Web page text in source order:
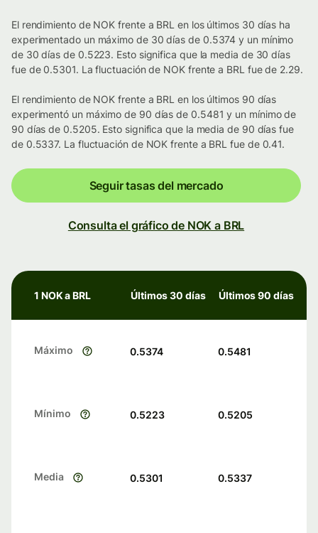
El rendimiento de NOK frente a BRL en los últimos 30 días ha
experimentado un máximo de 30 días de 0.5374 y un mínimo
de 30 días de 0.5223. Esto significa que la media de 30 días
fue de 0.5301. La fluctuación de NOK frente a BRL fue de 2.29.
El rendimiento de NOK frente a BRL en los últimos 90 días
experimentó un máximo de 90 días de 0.5481 y un mínimo de
90 días de 0.5205. Esto significa que la media de 90 días fue
de 0.5337. La fluctuación de NOK frente a BRL fue de 0.41.
Seguir tasas del mercado
Consulta el gráfico de NOK a BRL
1 NOK a BRL Últimos 30 días Últimos 90 días
Máximo 0.5374 0.5481
Mínimo 0.5223 0.5205
Media 0.5301 0.5337